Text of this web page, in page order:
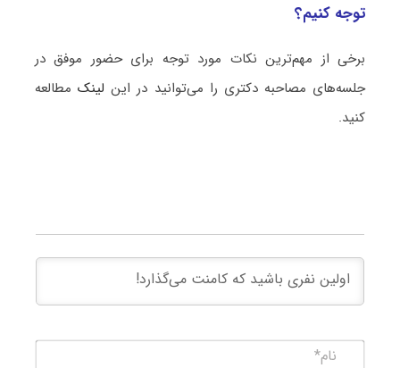
توجه کنیم؟
برخی از مهم‌ترین نکات مورد توجه برای حضور موفق در
جلسه‌های مصاحبه دکتری را می‌توانید در این لینکمطالعه
کنید.